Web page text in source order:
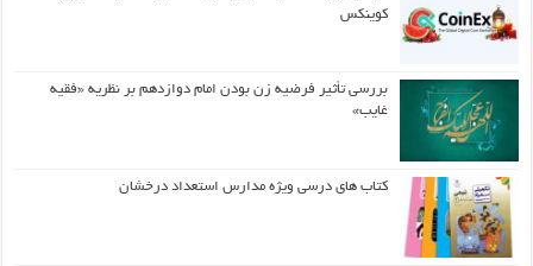
کوینکس
بررسی تأثیر فرضیه زن بودن امام دوازدهم بر نظریه «فقیه
غایب»
کتاب های درسی ویژه مدارس استعداد درخشان